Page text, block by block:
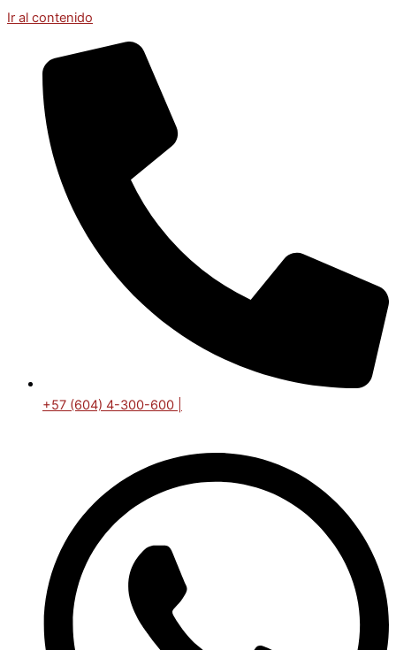
Ir al contenido
+57 (604) 4-300-600 |